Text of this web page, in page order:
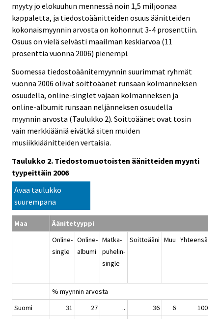
myyty jo elokuuhun mennessä noin 1,5 miljoonaa
kappaletta, ja tiedostoäänitteiden osuus äänitteiden
kokonaismyynnin arvosta on kohonnut 3-4 prosenttiin.
Osuus on vielä selvästi maailman keskiarvoa (11
prosenttia vuonna 2006) pienempi.
Suomessa tiedostoäänitemyynnin suurimmat ryhmät
vuonna 2006 olivat soittoäänet runsaan kolmanneksen
osuudella, online-singlet vajaan kolmanneksen ja
online-albumit runsaan neljänneksen osuudella
myynnin arvosta (Taulukko 2). Soittoäänet ovat tosin
vain merkkiääniä eivätkä siten muiden
musiikkiäänitteiden vertaisia.
Taulukko 2. Tiedostomuotoisten äänitteiden myynti
tyypeittäin 2006
Avaa taulukko
suurempana
Maa
Äänitetyyppi
Online-
single
Online-
albumi
Matka-
puhelin-
single
Soittoääni Muu Yhteensä
% myynnin arvosta
Suomi
31 27 .. 36 6 100